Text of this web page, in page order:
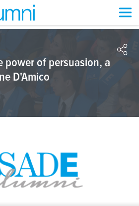
power of persuasion, a
D'Amico